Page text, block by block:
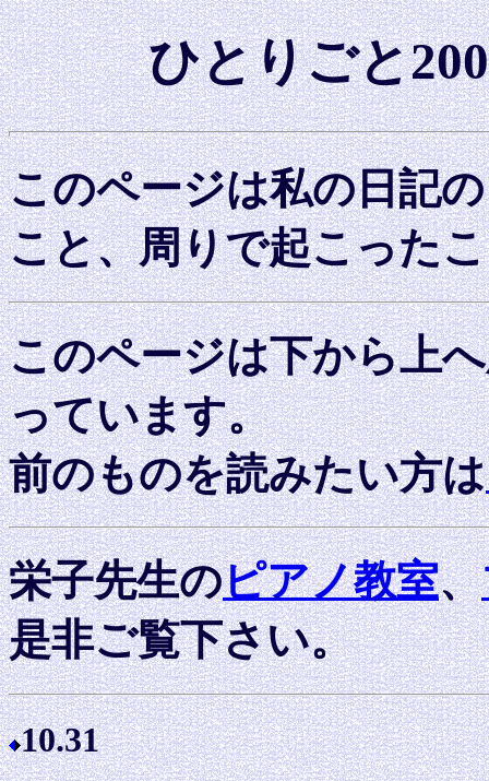
ひとりごと
このページは私の日記
こと、周りで起こった
このページは下から上
っています。
前のものを読みたい方は
栄子先生のピアノ教室、
是非ご覧下さい。
10.31